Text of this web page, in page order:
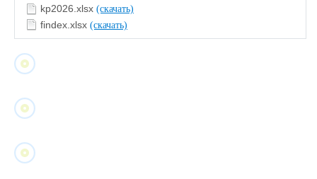
kp2026.xlsx (скачать)
findex.xlsx (скачать)